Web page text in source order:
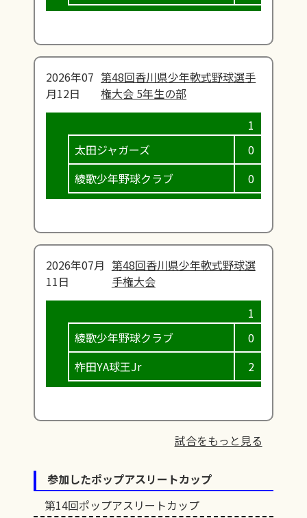
2026年07
月12日
第48回香川県少年軟式野球選手
権大会 5年生の部
太田ジャガーズ
綾歌少年野球クラブ
0
0
2026年07月
11日
第48回香川県少年軟式野球選
手権大会
綾歌少年野球クラブ
柞田YA球王Jr
0
2
試合をもっと見る
参加したポップアスリートカップ
第14回ポップアスリートカップ